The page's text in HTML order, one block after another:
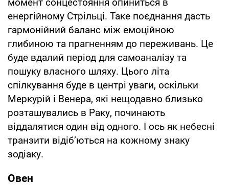
енергійному Стрільці. Таке поєднання дасть
гармонійний баланс між емоційною
глибиною та прагненням до переживань. Це
буде вдалий період для самоаналізу та
пошуку власного шляху. Цього літа
спілкування буде в центрі уваги, оскільки
Меркурій і Венера, які нещодавно близько
розташувались в Раку, починають
віддалятися один від одного. І ось як небесні
транзити відіб’ються на кожному знаку
зодіаку.
Овен